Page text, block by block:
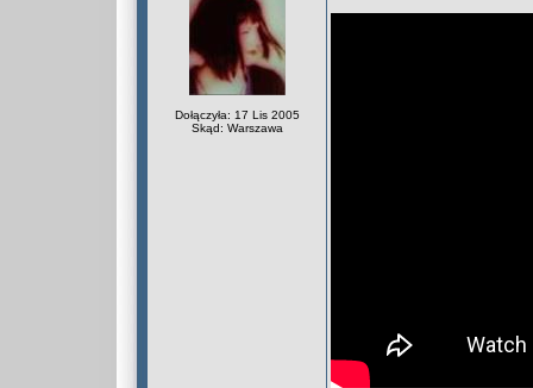
Dołączyła: 17 Lis 2005
Skąd: Warszawa